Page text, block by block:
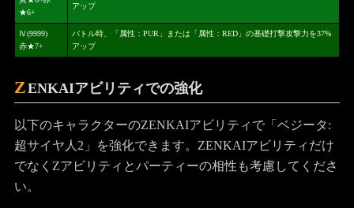
★6+
アップ
Ⅳ(9999)
赤★7+
バトル時、「属性：PUR」または「属性：RED」の基礎打撃攻撃力を37%
アップ
ZENKAIアビリティでの強化
以下のキャラクターのZENKAIアビリティで「ベジータ:
超サイヤ人2」を強化できます。ZENKAIアビリティだけ
でなくZアビリティとパーティーの相性も考慮してくださ
い。